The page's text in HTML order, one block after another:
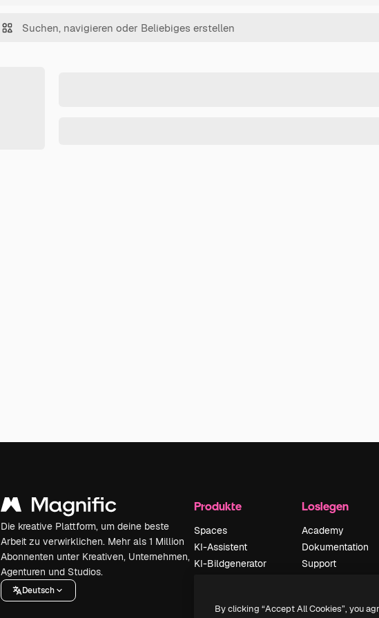
Die kreative Plattform, um deine beste
Arbeit zu verwirklichen. Mehr als 1 Million
Abonnenten unter Kreativen, Unternehmen,
Agenturen und Studios.
Deutsch
Produkte
Spaces
KI-Assistent
KI-Bildgenerator
Stimmengenerator
Loslegen
Academy
Dokumentation
Support
Originale Neu
By clicking “Accept All Cookies”, you